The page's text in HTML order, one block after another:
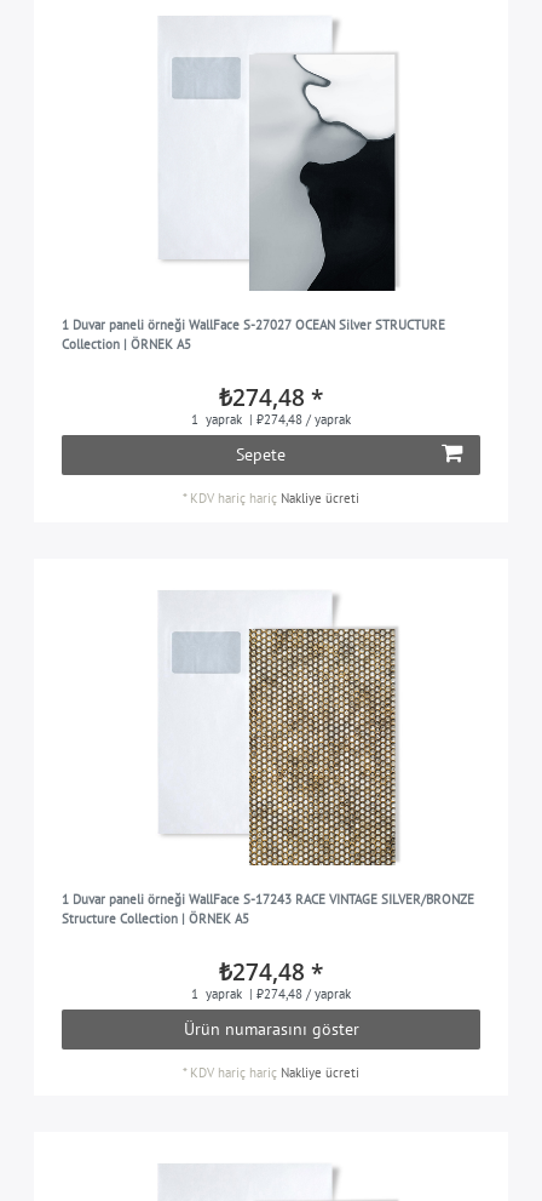
1 Duvar paneli örneği WallFace S-27027 OCEAN Silver STRUCTURE
Collection | ÖRNEK A5
₺274,48 *
1 yaprak | ₺274,48 / yaprak
Sepete
* KDV hariç hariç Nakliye ücreti
1 Duvar paneli örneği WallFace S-17243 RACE VINTAGE SILVER/BRONZE
Structure Collection | ÖRNEK A5
₺274,48 *
1 yaprak | ₺274,48 / yaprak
Ürün numarasını göster
* KDV hariç hariç Nakliye ücreti